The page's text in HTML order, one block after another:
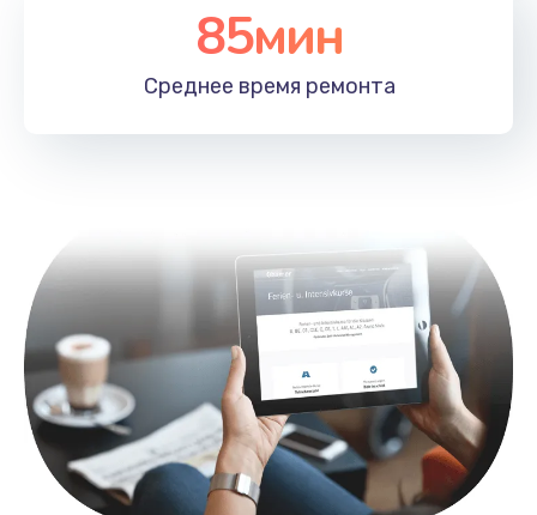
Замена лотка SIM
Заказать
Восстановление данных
990 руб.
Заказать
Замена SSD
895 руб.
85мин
Среднее время ремонта